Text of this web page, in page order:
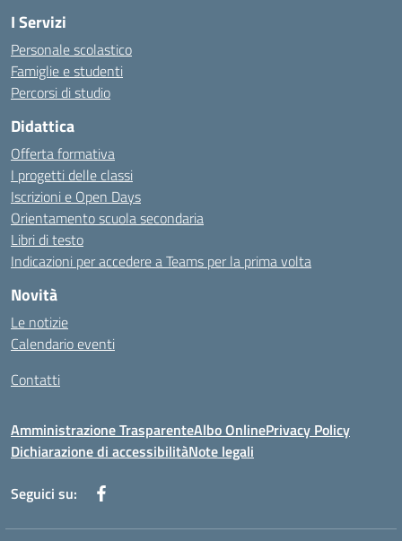
I Servizi
Personale scolastico
Famiglie e studenti
Percorsi di studio
Didattica
Offerta formativa
I progetti delle classi
Iscrizioni e Open Days
Orientamento scuola secondaria
Libri di testo
Indicazioni per accedere a Teams per la prima volta
Novità
Le notizie
Calendario eventi
Contatti
Amministrazione TrasparenteAlbo OnlinePrivacy Policy
Dichiarazione di accessibilitàNote legali
Seguici su: